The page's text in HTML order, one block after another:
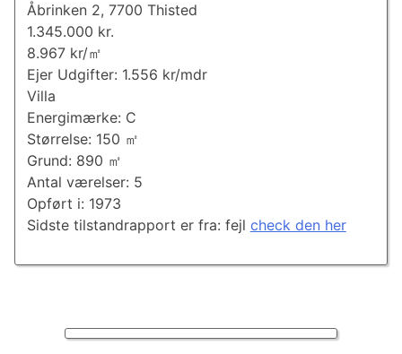
Åbrinken 2, 7700 Thisted
1.345.000 kr.
8.967 kr/㎡
Ejer Udgifter: 1.556 kr/mdr
Villa
Energimærke: C
Størrelse: 150 ㎡
Grund: 890 ㎡
Antal værelser: 5
Opført i: 1973
Sidste tilstandrapport er fra: fejl check den her